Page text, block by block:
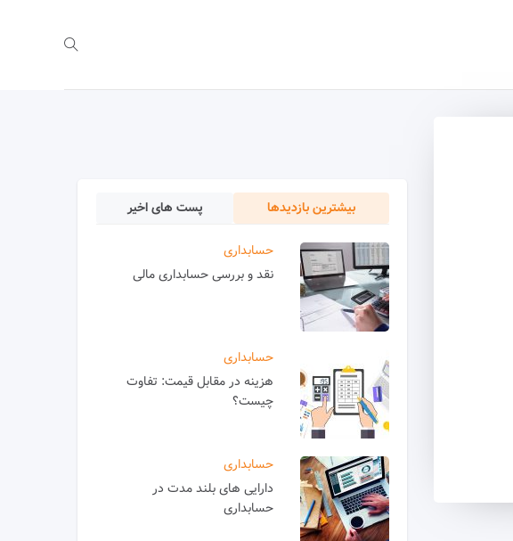
بیشترین بازدیدها پست های اخیر
حسابداری
نقد و بررسی حسابداری مالی
حسابداری
هزینه در مقابل قیمت: تفاوت
چیست؟
حسابداری
دارایی های بلند مدت در
حسابداری